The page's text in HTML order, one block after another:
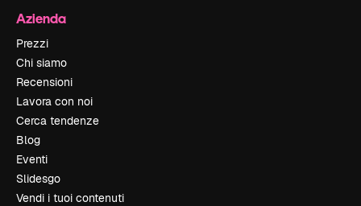
Azienda
Prezzi
Chi siamo
Recensioni
Lavora con noi
Cerca tendenze
Blog
Eventi
Slidesgo
Vendi i tuoi contenuti